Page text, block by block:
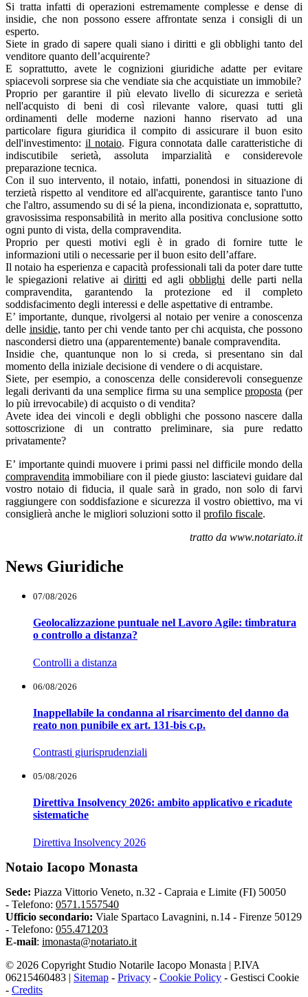
Si tratta infatti di operazioni estremamente complesse e dense di
insidie, che non possono essere affrontate senza i consigli di un
esperto.
Siete in grado di sapere quali siano i diritti e gli obblighi tanto del
venditore quanto dell’acquirente?
E soprattutto, avete le cognizioni giuridiche adatte per evitare
spiacevoli sorprese sia che vendiate sia che acquistiate un immobile?
Proprio per garantire il più elevato livello di sicurezza e serietà
nell'acquisto di beni di così rilevante valore, quasi tutti gli
ordinamenti delle moderne nazioni hanno riservato ad una
particolare figura giuridica il compito di assicurare il buon esito
dell'investimento: il notaio. Figura connotata dalle caratteristiche di
indiscutibile serietà, assoluta imparzialità e considerevole
preparazione tecnica.
Con il suo intervento, il notaio, infatti, ponendosi in situazione di
terzietà rispetto al venditore ed all'acquirente, garantisce tanto l'uno
che l'altro, assumendo su di sé la piena, incondizionata e, soprattutto,
gravosissima responsabilità in merito alla positiva conclusione sotto
ogni punto di vista, della compravendita.
Proprio per questi motivi egli è in grado di fornire tutte le
informazioni utili o necessarie per il buon esito dell’affare.
Il notaio ha esperienza e capacità professionali tali da poter dare tutte
le spiegazioni relative ai diritti ed agliobblighi delle parti nella
compravendita, garantendo la protezione ed il completo
soddisfacimento degli interessi e delle aspettative di entrambe.
E’ importante, dunque, rivolgersi al notaio per venire a conoscenza
delle insidie, tanto per chi vende tanto per chi acquista, che possono
nascondersi dietro una (apparentemente) banale compravendita.
Insidie che, quantunque non lo si creda, si presentano sin dal
momento della iniziale decisione di vendere o di acquistare.
Siete, per esempio, a conoscenza delle considerevoli conseguenze
legali derivanti da una semplice firma su una sempliceproposta (per
lo più irrevocabile) di acquisto o di vendita?
Avete idea dei vincoli e degli obblighi che possono nascere dalla
sottoscrizione di un contratto preliminare, sia pure redatto
privatamente?
E’ importante quindi muovere i primi passi nel difficile mondo della
compravendita immobiliare con il piede giusto: lasciatevi guidare dal
vostro notaio di fiducia, il quale sarà in grado, non solo di farvi
raggiungere con soddisfazione e sicurezza il vostro obiettivo, ma vi
consiglierà anche le migliori soluzioni sotto il profilo fiscale.
tratto da www.notariato.it
News Giuridiche
07/08/2026
Geolocalizzazione puntuale nel Lavoro Agile: timbratura
o controllo a distanza?
Controlli a distanza
06/08/2026
Inappellabile la condanna al risarcimento del danno da
reato non punibile ex art. 131-bis c.p.
Contrasti giurisprudenziali
05/08/2026
Direttiva Insolvency 2026: ambito applicativo e ricadute
sistematiche
Direttiva Insolvency 2026
Notaio Iacopo Monasta
Sede: Piazza Vittorio Veneto, n.32 - Capraia e Limite (FI) 50050
- Telefono: 0571.1557540
Ufficio secondario: Viale Spartaco Lavagnini, n.14 - Firenze 50129
- Telefono: 055.471203
E-mail: imonasta@notariato.it
© 2026 Copyright Studio Notarile Iacopo Monasta | P.IVA
06215460483 | Sitemap - Privacy - Cookie Policy - Gestisci Cookie
- Credits